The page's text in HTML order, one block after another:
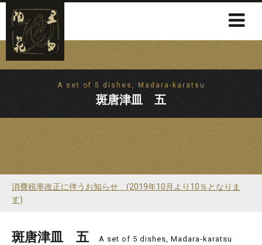
A set of 5 dishes, Madara-karatsu
斑唐津皿 五
消費税率改正に伴うお知らせ (2019年10月より10％となりま
す)
斑唐津皿 五 A set of 5 dishes, Madara-karatsu